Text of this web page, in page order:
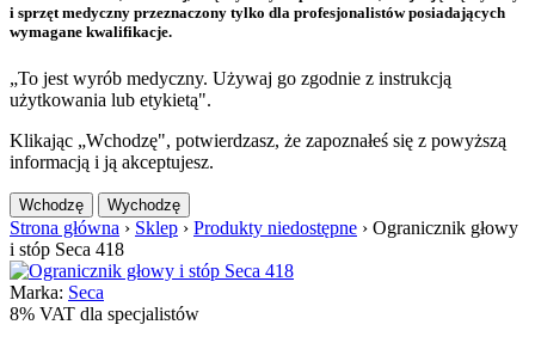
i sprzęt medyczny przeznaczony tylko dla profesjonalistów posiadających
wymagane kwalifikacje.
„To jest wyrób medyczny. Używaj go zgodnie z instrukcją
użytkowania lub etykietą".
Klikając „Wchodzę", potwierdzasz, że zapoznałeś się z powyższą
informacją i ją akceptujesz.
Wchodzę Wychodzę
Strona główna › Sklep › Produkty niedostępne › Ogranicznik głowy
i stóp Seca 418
Marka: Seca
8% VAT dla specjalistów